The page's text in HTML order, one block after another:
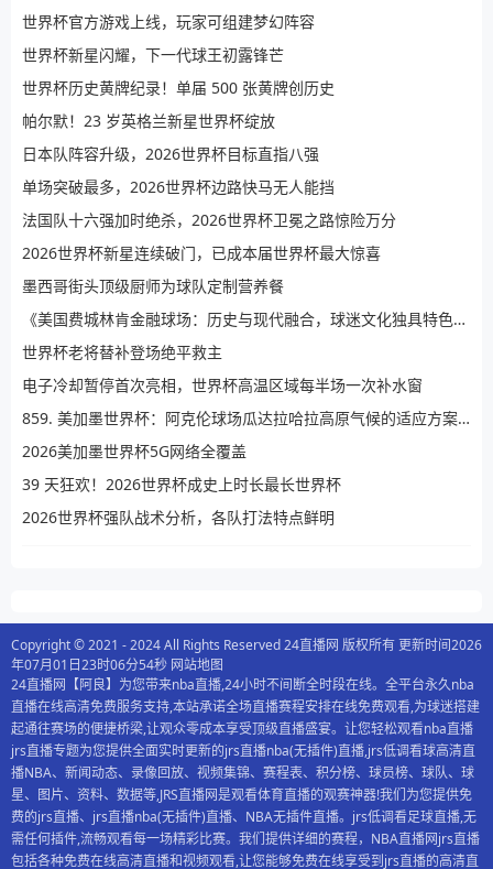
世界杯官方游戏上线，玩家可组建梦幻阵容
世界杯新星闪耀，下一代球王初露锋芒
世界杯历史黄牌纪录！单届 500 张黄牌创历史
帕尔默！23 岁英格兰新星世界杯绽放
日本队阵容升级，2026世界杯目标直指八强
单场突破最多，2026世界杯边路快马无人能挡
法国队十六强加时绝杀，2026世界杯卫冕之路惊险万分
2026世界杯新星连续破门，已成本届世界杯最大惊喜
墨西哥街头顶级厨师为球队定制营养餐
《美国费城林肯金融球场：历史与现代融合，球迷文化独具特色！》
世界杯老将替补登场绝平救主
电子冷却暂停首次亮相，世界杯高温区域每半场一次补水窗
859. 美加墨世界杯：阿克伦球场瓜达拉哈拉高原气候的适应方案深度解析
2026美加墨世界杯5G网络全覆盖
39 天狂欢！2026世界杯成史上时长最长世界杯
2026世界杯强队战术分析，各队打法特点鲜明
Copyright © 2021 - 2024 All Rights Reserved 24直播网 版权所有 更新时间2026
年07月01日23时06分54秒 网站地图
24直播网【阿良】为您带来nba直播,24小时不间断全时段在线。全平台永久nba
直播在线高清免费服务支持,本站承诺全场直播赛程安排在线免费观看,为球迷搭建
起通往赛场的便捷桥梁,让观众零成本享受顶级直播盛宴。让您轻松观看nba直播
jrs直播专题为您提供全面实时更新的jrs直播nba(无插件)直播,jrs低调看球高清直
播NBA、新闻动态、录像回放、视频集锦、赛程表、积分榜、球员榜、球队、球
星、图片、资料、数据等,JRS直播网是观看体育直播的观赛神器!我们为您提供免
费的jrs直播、jrs直播nba(无插件)直播、NBA无插件直播。jrs低调看足球直播,无
需任何插件,流畅观看每一场精彩比赛。我们提供详细的赛程，NBA直播网jrs直播
包括各种免费在线高清直播和视频观看,让您能够免费在线享受到jrs直播的高清直